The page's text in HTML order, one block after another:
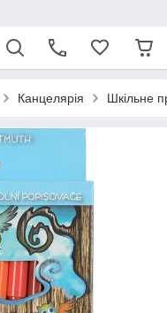
Канцелярія Шкільне